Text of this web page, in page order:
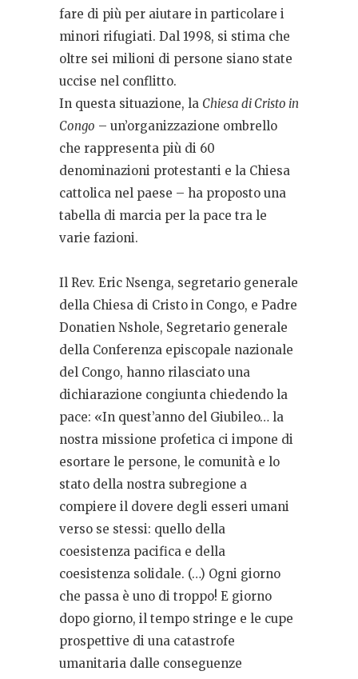
fare di più per aiutare in particolare i
minori rifugiati. Dal 1998, si stima che
oltre sei milioni di persone siano state
uccise nel conflitto.
In questa situazione, la Chiesa di Cristo in
Congo – un’organizzazione ombrello
che rappresenta più di 60
denominazioni protestanti e la Chiesa
cattolica nel paese – ha proposto una
tabella di marcia per la pace tra le
varie fazioni.
Il Rev. Eric Nsenga, segretario generale
della Chiesa di Cristo in Congo, e Padre
Donatien Nshole, Segretario generale
della Conferenza episcopale nazionale
del Congo, hanno rilasciato una
dichiarazione congiunta chiedendo la
pace: «In quest’anno del Giubileo… la
nostra missione profetica ci impone di
esortare le persone, le comunità e lo
stato della nostra subregione a
compiere il dovere degli esseri umani
verso se stessi: quello della
coesistenza pacifica e della
coesistenza solidale. (…) Ogni giorno
che passa è uno di troppo! E giorno
dopo giorno, il tempo stringe e le cupe
prospettive di una catastrofe
umanitaria dalle conseguenze